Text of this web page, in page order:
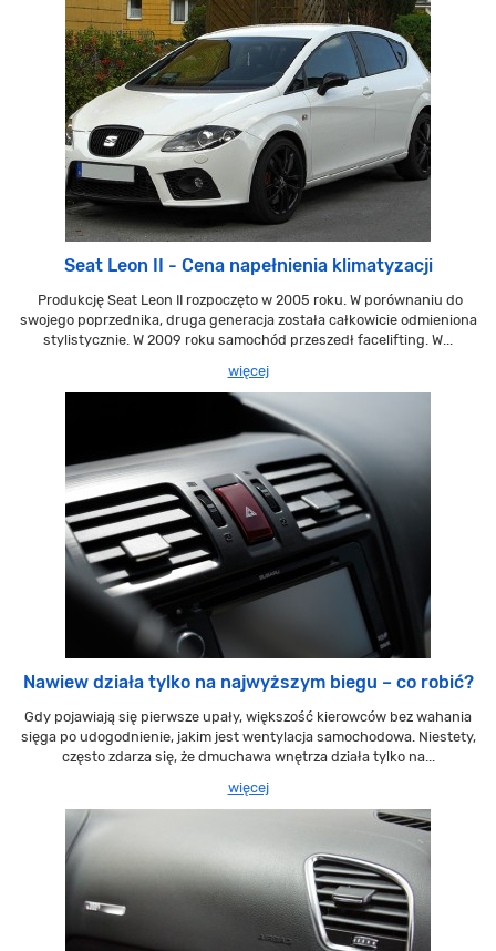
Seat Leon II - Cena napełnienia klimatyzacji
Produkcję Seat Leon II rozpoczęto w 2005 roku. W porównaniu do
swojego poprzednika, druga generacja została całkowicie odmieniona
stylistycznie. W 2009 roku samochód przeszedł facelifting. W...
więcej
Nawiew działa tylko na najwyższym biegu – co robić?
Gdy pojawiają się pierwsze upały, większość kierowców bez wahania
sięga po udogodnienie, jakim jest wentylacja samochodowa. Niestety,
często zdarza się, że dmuchawa wnętrza działa tylko na...
więcej